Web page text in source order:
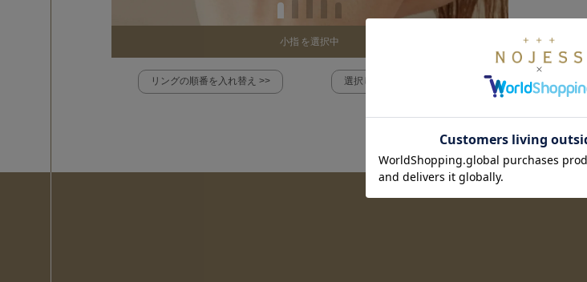
小指 を選択中
リングの順番を入れ替え >> 選択した全アイテムを確認 >>